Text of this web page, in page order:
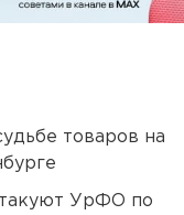
товаров на
УрФО по